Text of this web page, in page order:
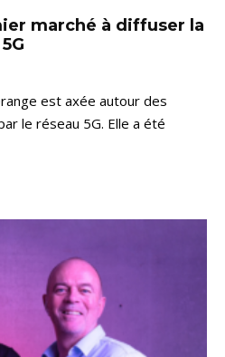
marché à diffuser la
est axée autour des
le réseau 5G. Elle a été